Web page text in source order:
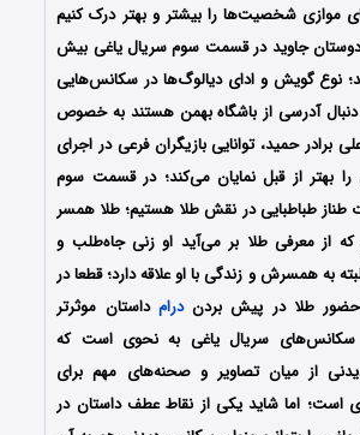
شخصیت‌ها را بیشتر و بهتر درک کنیم
جاوید در قسمت سوم سریال یاغی بیش
نوع گویش و ادای دیالوگ‌ها در سکانس‌هایی
دنبال آدرسی از باشگاه بهمن هستند به خصوص
برادر حمید، توانایی بازیگران فرعی در اجرای
بهتر از قبل نمایان می‌کند؛ در قسمت سوم
طباطبایی در نقش طلا هستیم؛ طلا همسر
از معرفی طلا بر می‌آید او زنی جاه‌طلب و
به همسرش و زندگی با او علاقه دارد؛ قطعا در
طلا در پیش بردندرام داستان موثرتر
سکانس‌های سریال یاغی به نحوی است که
از میان تصاویر و صحنه‌های مهم برای
است؛ اما شاید یکی از نقاط عطف داستان در